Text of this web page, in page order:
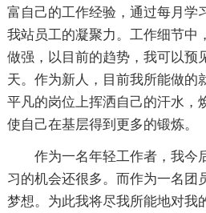
富自己的工作经验，通过每月学
我站员工的凝聚力。工作细节中
做强，以目前的趋势，我可以预
天。作为新人，目前我所能做的
平凡的岗位上挥洒自己的汗水，
使自己在基层得到更多的锻炼。
作为一名年轻工作者，我今
习的机会还很多。而作为一名团
梦想。为此我将尽我所能地对我